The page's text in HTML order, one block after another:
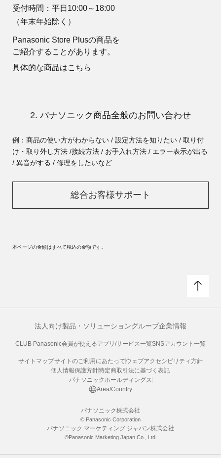
受付時間：平日10:00～18:00
（年末年始除く）
Panasonic Store Plusの商品を
ご紹介することがあります。
具体的な商品はこちら
2. パナソニック商品全般のお問い合わせ
例：商品の使い方がわからない / 設定方法を知りたい / 取り付
け・取り外し方法 /接続方法 / お手入れ方法 / エラー表示が出る
/ 異音がする / 修理をしたいなど
総合お客様サポート
本ページの金額はすべて税込の金額です。
法人向け製品・ソリューショングループ企業情報
CLUB Panasonic会員が使えるアプリ/サービス一覧SNSアカウント一覧
サイトマップサイトのご利用にあたって ウェブアクセシビリティ方針
個人情報保護方針特定商取引法に基づく表記
パナソニックホールディングス
Area/Country
パナソニック株式会社
© Panasonic Corporation
パナソニック マーケティング ジャパン株式会社
©Panasonic Marketing Japan Co., Ltd.